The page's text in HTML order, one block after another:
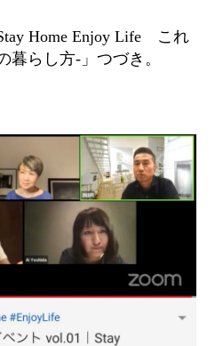
Stay Home Enjoy Life これ
暮らし方-」つづき。